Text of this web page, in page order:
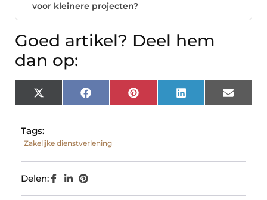
voor kleinere projecten?
Goed artikel? Deel hem
dan op:
X
(Twitter)
Facebook Pinterest LinkedIn Email
Tags:
Zakelijke dienstverlening
Delen: